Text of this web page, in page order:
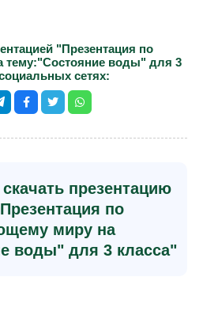
"Презентация по
воды" для 3
сетях:
презентацию
по
миру на
воды" для 3 класса"